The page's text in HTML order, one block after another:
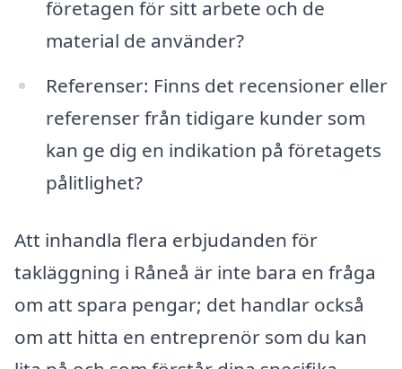
företagen för sitt arbete och de
material de använder?
Referenser: Finns det recensioner eller
referenser från tidigare kunder som
kan ge dig en indikation på företagets
pålitlighet?
Att inhandla flera erbjudanden för
takläggning i Råneå är inte bara en fråga
om att spara pengar; det handlar också
om att hitta en entreprenör som du kan